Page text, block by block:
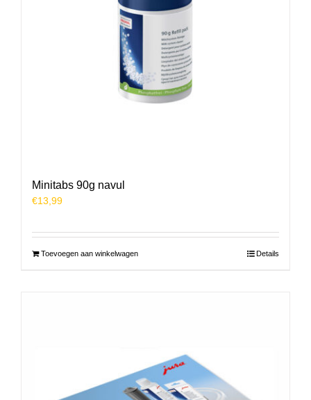
Minitabs 90g navul
€13,99
Toevoegen aan winkelwagen Details